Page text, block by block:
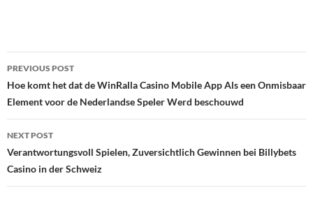
Post
navigation
PREVIOUS POST
Hoe komt het dat de WinRalla Casino Mobile App Als een Onmisbaar
Element voor de Nederlandse Speler Werd beschouwd
NEXT POST
Verantwortungsvoll Spielen, Zuversichtlich Gewinnen bei Billybets
Casino in der Schweiz